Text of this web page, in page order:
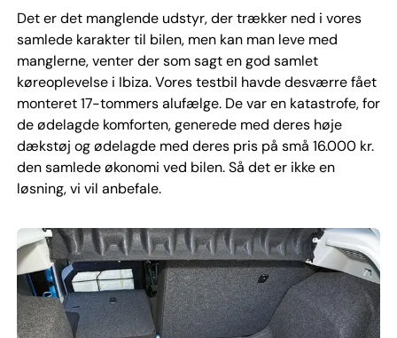
Det er det manglende udstyr, der trækker ned i vores
samlede karakter til bilen, men kan man leve med
manglerne, venter der som sagt en god samlet
køreoplevelse i Ibiza. Vores testbil havde desværre fået
monteret 17-tommers alufælge. De var en katastrofe, for
de ødelagde komforten, generede med deres høje
dækstøj og ødelagde med deres pris på små 16.000 kr.
den samlede økonomi ved bilen. Så det er ikke en
løsning, vi vil anbefale.